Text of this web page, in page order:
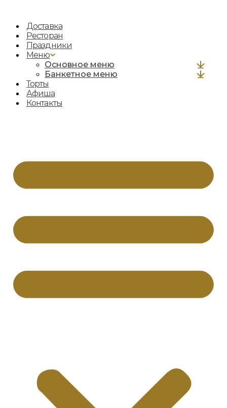
содержимому
Доставка
Ресторан
Праздники
Меню
Основное меню
Банкетное меню
Торты
Афиша
Контакты